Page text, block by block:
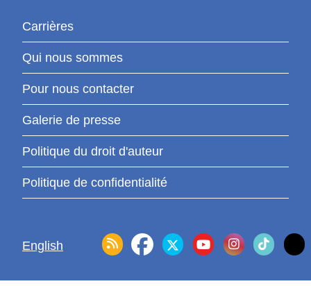
Carrières
Qui nous sommes
Pour nous contacter
Galerie de presse
Politique du droit d'auteur
Politique de confidentialité
English